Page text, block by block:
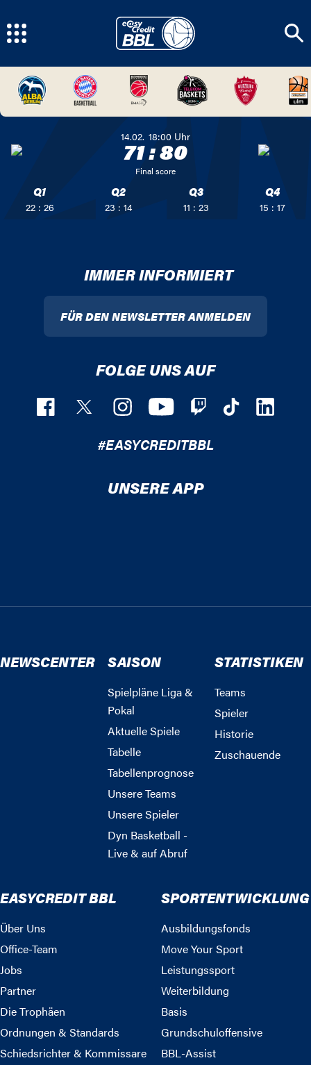
14.02. 18:00 Uhr
71:80
Final score
Q1
22 : 26
Q2
23 : 14
Q3
11 : 23
Q4
15 : 17
IMMER INFORMIERT
FÜR DEN NEWSLETTER ANMELDEN
FOLGE UNS AUF
#EASYCREDITBBL
UNSERE APP
NEWSCENTER SAISON
Spielpläne Liga &
Pokal
Aktuelle Spiele
Tabelle
Tabellenprognose
Unsere Teams
Unsere Spieler
Dyn Basketball -
Live & auf Abruf
STATISTIKEN
Teams
Spieler
Historie
Zuschauende
EASYCREDIT BBL
Über Uns
Office-Team
Jobs
Partner
Die Trophäen
Ordnungen & Standards
Schiedsrichter & Kommissare
SPORTENTWICKLUNG
Ausbildungsfonds
Move Your Sport
Leistungssport
Weiterbildung
Basis
Grundschuloffensive
BBL-Assist